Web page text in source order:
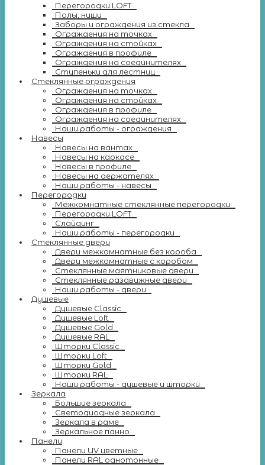
Перегородки LOFT
Полы, ниши
Заборы и ограждения из стекла
Ограждения на точках
Ограждения на стойках
Ограждения в профиле
Ограждения на соединителях
Ступеньки для лестниц
Стеклянные ограждения
Ограждения на точках
Ограждения на стойках
Ограждения в профиле
Ограждения на соединителях
Наши работы - ограждения
Навесы
Навесы на вантах
Навесы на каркасе
Навесы в профиле
Навесы на держателях
Наши работы - навесы
Перегородки
Межкомнатные стеклянные перегородки
Перегородки LOFT
Слайдинг
Наши работы - перегородки
Стеклянные двери
Двери межкомнатные без короба
Двери межкомнатные с коробом
Стеклянные маятниковые двери
Стеклянные раздвижные двери
Наши работы - двери
Душевые
Душевые Classic
Душевые Loft
Душевые Gold
Душевые RAL
Шторки Classic
Шторки Loft
Шторки Gold
Шторки RAL
Наши работы - душевые и шторки
Зеркала
Большие зеркала
Светодиодные зеркала
Зеркала в раме
Зеркальное панно
Панели
Панели UV цветные
Панели RAL однотонные